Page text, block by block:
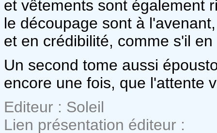
et vêtements sont également
le découpage sont à
et en crédibilité, comme s'il
Un second tome aussi
encore une fois, que l'attente
Editeur : Soleil
Lien présentation éditeur :